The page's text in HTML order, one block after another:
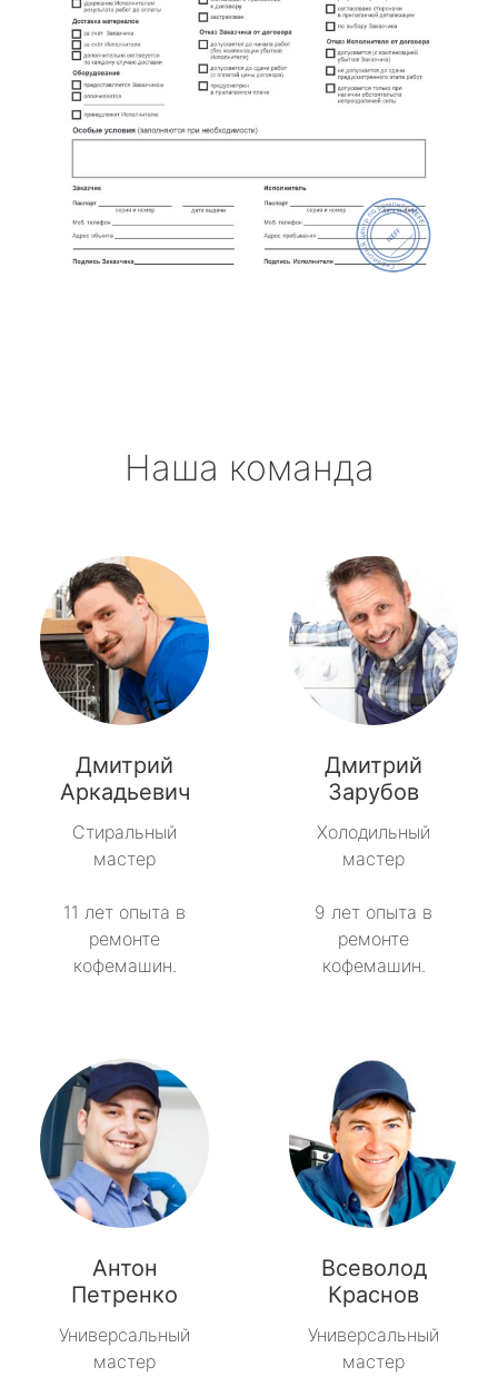
Наша команда
Дмитрий
Аркадьевич
Стиральный
мастер
11 лет опыта в
ремонте
кофемашин.
Дмитрий
Зарубов
Холодильный
мастер
9 лет опыта в
ремонте
кофемашин.
Антон
Петренко
Универсальный
мастер
Всеволод
Краснов
Универсальный
мастер